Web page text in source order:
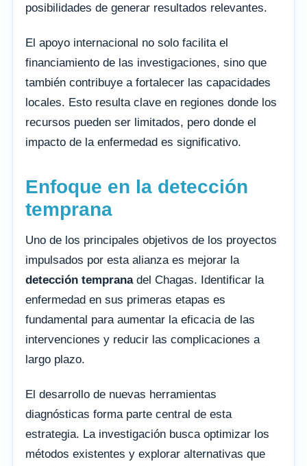
posibilidades de generar resultados relevantes.
El apoyo internacional no solo facilita el
financiamiento de las investigaciones, sino que
también contribuye a fortalecer las capacidades
locales. Esto resulta clave en regiones donde los
recursos pueden ser limitados, pero donde el
impacto de la enfermedad es significativo.
Enfoque en la detección
temprana
Uno de los principales objetivos de los proyectos
impulsados por esta alianza es mejorar la
detección tempranadel Chagas. Identificar la
enfermedad en sus primeras etapas es
fundamental para aumentar la eficacia de las
intervenciones y reducir las complicaciones a
largo plazo.
El desarrollo de nuevas herramientas
diagnósticas forma parte central de esta
estrategia. La investigación busca optimizar los
métodos existentes y explorar alternativas que